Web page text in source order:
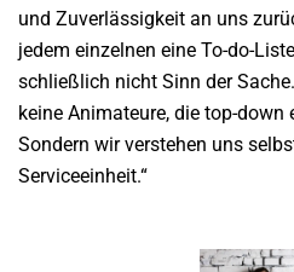
und Zuverlässigkeit an uns
jedem einzelnen eine To-do-
schließlich nicht Sinn der
keine Animateure, die top-down
Sondern wir verstehen uns
Serviceeinheit.“